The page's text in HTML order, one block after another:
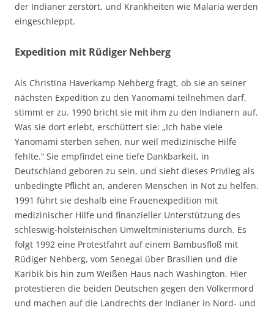
der Indianer zerstört, und Krankheiten wie Malaria werden
eingeschleppt.
Expedition mit Rüdiger Nehberg
Als Christina Haverkamp Nehberg fragt, ob sie an seiner
nächsten Expedition zu den Yanomami teilnehmen darf,
stimmt er zu. 1990 bricht sie mit ihm zu den Indianern auf.
Was sie dort erlebt, erschüttert sie: „Ich habe viele
Yanomami sterben sehen, nur weil medizinische Hilfe
fehlte.“ Sie empfindet eine tiefe Dankbarkeit, in
Deutschland geboren zu sein, und sieht dieses Privileg als
unbedingte Pflicht an, anderen Menschen in Not zu helfen.
1991 führt sie deshalb eine Frauenexpedition mit
medizinischer Hilfe und finanzieller Unterstützung des
schleswig-holsteinischen Umweltministeriums durch. Es
folgt 1992 eine Protestfahrt auf einem Bambusfloß mit
Rüdiger Nehberg, vom Senegal über Brasilien und die
Karibik bis hin zum Weißen Haus nach Washington. Hier
protestieren die beiden Deutschen gegen den Völkermord
und machen auf die Landrechts der Indianer in Nord- und